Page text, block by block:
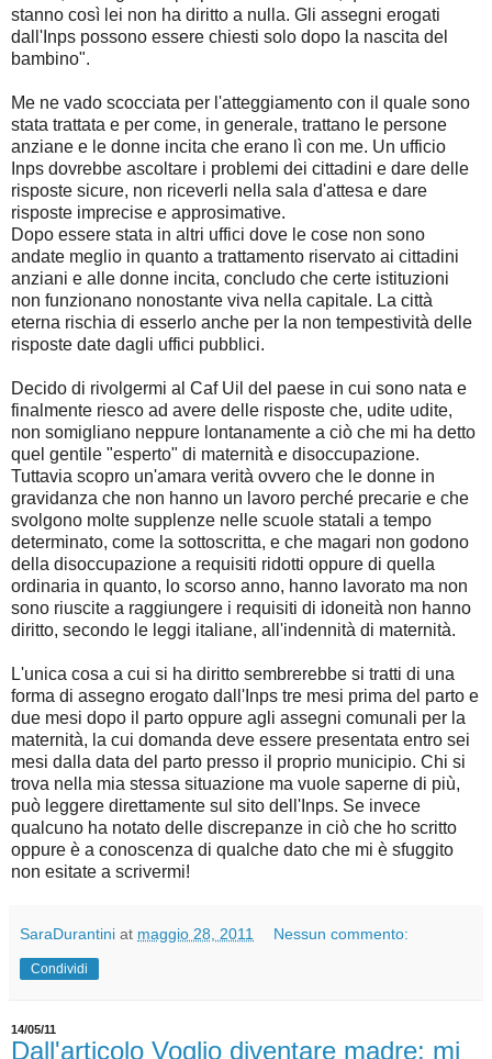
stanno così lei non ha diritto a nulla. Gli assegni erogati
dall'Inps possono essere chiesti solo dopo la nascita del
bambino".
Me ne vado scocciata per l'atteggiamento con il quale sono
stata trattata e per come, in generale, trattano le persone
anziane e le donne incita che erano lì con me. Un ufficio
Inps dovrebbe ascoltare i problemi dei cittadini e dare delle
risposte sicure, non riceverli nella sala d'attesa e dare
risposte imprecise e approsimative.
Dopo essere stata in altri uffici dove le cose non sono
andate meglio in quanto a trattamento riservato ai cittadini
anziani e alle donne incita, concludo che certe istituzioni
non funzionano nonostante viva nella capitale. La città
eterna rischia di esserlo anche per la non tempestività delle
risposte date dagli uffici pubblici.
Decido di rivolgermi al Caf Uil del paese in cui sono nata e
finalmente riesco ad avere delle risposte che, udite udite,
non somigliano neppure lontanamente a ciò che mi ha detto
quel gentile "esperto" di maternità e disoccupazione.
Tuttavia scopro un'amara verità ovvero che le donne in
gravidanza che non hanno un lavoro perché precarie e che
svolgono molte supplenze nelle scuole statali a tempo
determinato, come la sottoscritta, e che magari non godono
della disoccupazione a requisiti ridotti oppure di quella
ordinaria in quanto, lo scorso anno, hanno lavorato ma non
sono riuscite a raggiungere i requisiti di idoneità non hanno
diritto, secondo le leggi italiane, all'indennità di maternità.
L'unica cosa a cui si ha diritto sembrerebbe si tratti di una
forma di assegno erogato dall'Inps tre mesi prima del parto e
due mesi dopo il parto oppure agli assegni comunali per la
maternità, la cui domanda deve essere presentata entro sei
mesi dalla data del parto presso il proprio municipio. Chi si
trova nella mia stessa situazione ma vuole saperne di più,
può leggere direttamente sul sito dell'Inps. Se invece
qualcuno ha notato delle discrepanze in ciò che ho scritto
oppure è a conoscenza di qualche dato che mi è sfuggito
non esitate a scrivermi!
SaraDurantini at maggio 28, 2011 Nessun commento:
Condividi
14/05/11
Dall'articolo Voglio diventare madre: mi